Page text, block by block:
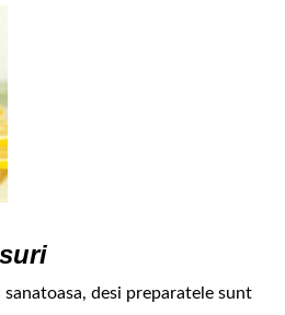
sanatoasa, desi preparatele sunt